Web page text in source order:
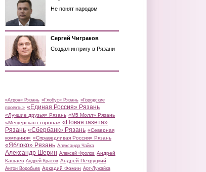
Не понят народом
Сергей Чиграков
Создал интригу в Рязани
«Атрон» Рязань «Глобус» Рязань «Городские
проекты» «Единая Россия» Рязань
«Лучшие друзья» Рязань «М5 Молл» Рязань
«Мещерская сторона» «Новая газета»
Рязань «Сбербанк» Рязань «Северная
компания» «Справедливая Россия» Рязань
«Яблоко» Рязань Александр Чайка
Александр Шерин Алексей Фролов Андрей
Кашаев Андрей Красов Андрей Петруцкий
Антон Воробьев Аркадий Фомин Арт-Лужайка